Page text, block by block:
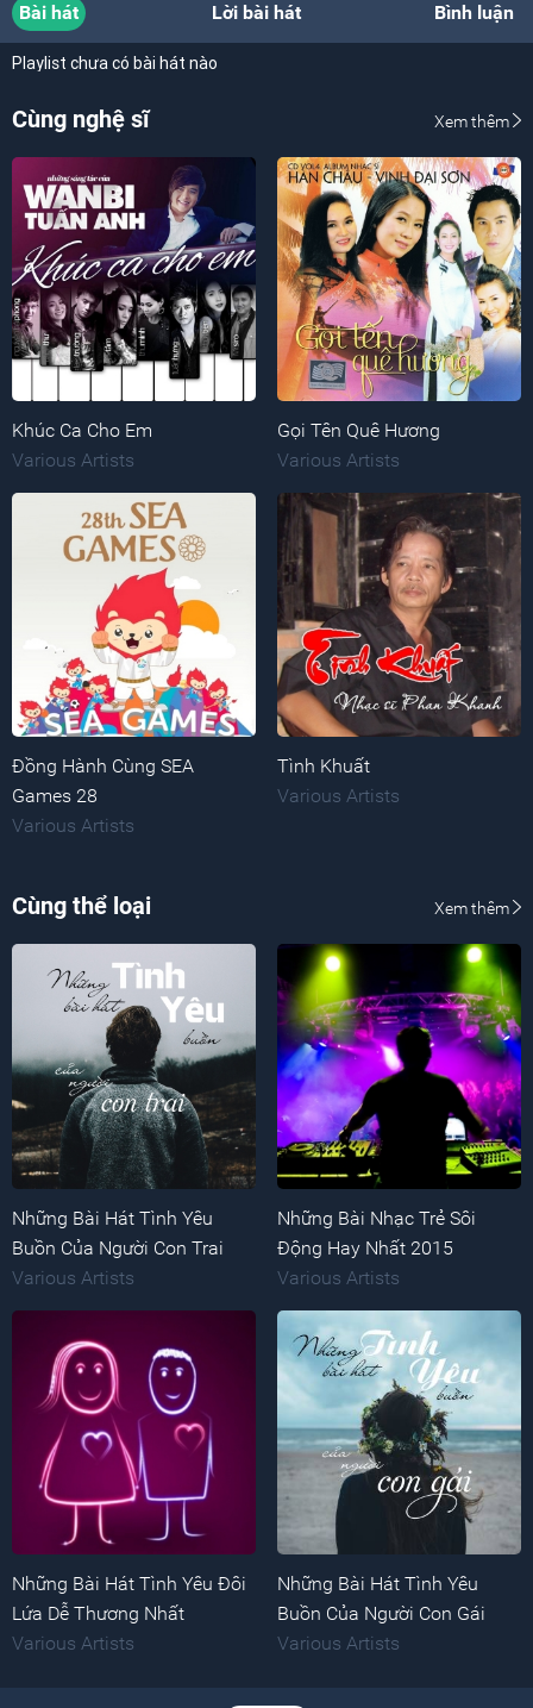
Bài hát Lời bài hát Bình luận
Playlist chưa có bài hát nào
Cùng nghệ sĩ Xem thêm
Khúc Ca Cho Em
Various Artists
Gọi Tên Quê Hương
Various Artists
Đồng Hành Cùng SEA
Games 28
Various Artists
Tình Khuất
Various Artists
Cùng thể loại Xem thêm
Những Bài Hát Tình Yêu
Buồn Của Người Con Trai
Various Artists
Những Bài Nhạc Trẻ Sôi
Động Hay Nhất 2015
Various Artists
Những Bài Hát Tình Yêu Đôi
Lứa Dễ Thương Nhất
Various Artists
Những Bài Hát Tình Yêu
Buồn Của Người Con Gái
Various Artists